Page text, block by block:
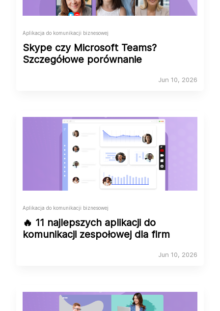
Aplikacja do komunikacji biznesowej
Skype czy Microsoft Teams?
Szczegółowe porównanie
Jun 10, 2026
Aplikacja do komunikacji biznesowej
🔥 11 najlepszych aplikacji do
komunikacji zespołowej dla firm
Jun 10, 2026